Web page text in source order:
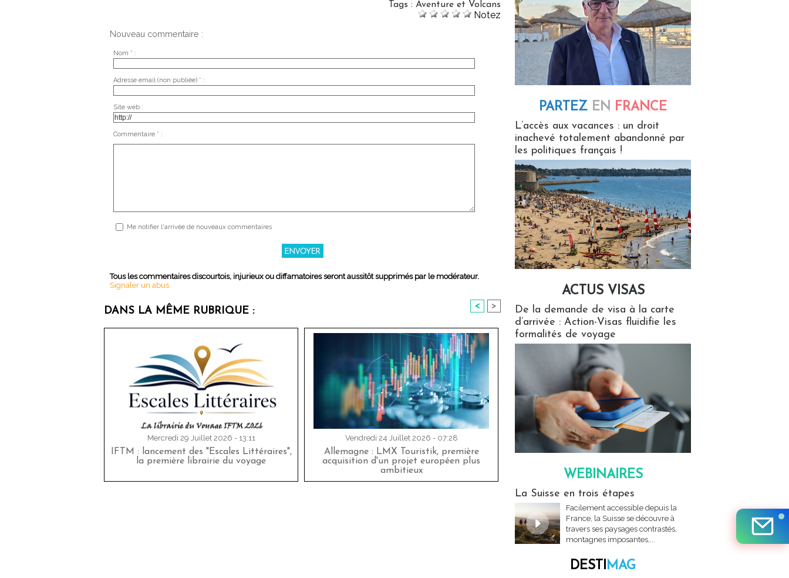
Tags : Aventure et Volcans
Notez
Nouveau commentaire :
Nom * :
Adresse email (non publiée) * :
Site web :
Commentaire * :
Me notifier l'arrivée de nouveaux commentaires
Tous les commentaires discourtois, injurieux ou diffamatoires seront aussitôt supprimés par le modérateur.
Signaler un abus
DANS LA MÊME RUBRIQUE : < >
Mercredi 29 Juillet 2026 - 13:11
IFTM : lancement des "Escales Littéraires",
la première librairie du voyage
Vendredi 24 Juillet 2026 - 07:28
Allemagne : LMX Touristik, première
acquisition d'un projet européen plus
ambitieux
PARTEZ EN FRANCE
L’accès aux vacances : un droit
inachevé totalement abandonné par
les politiques français !
ACTUS VISAS
De la demande de visa à la carte
d’arrivée : Action-Visas fluidifie les
formalités de voyage
WEBINAIRES
La Suisse en trois étapes
Facilement accessible depuis la
France, la Suisse se découvre à
travers ses paysages contrastés,
montagnes imposantes,...
DESTIMAG